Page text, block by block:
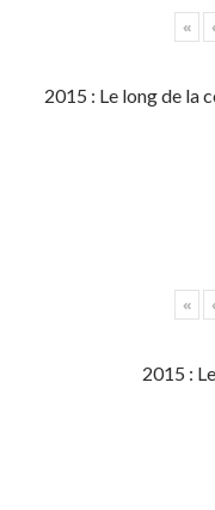
« ‹
2015 : Le long de la
« ‹
2015 :